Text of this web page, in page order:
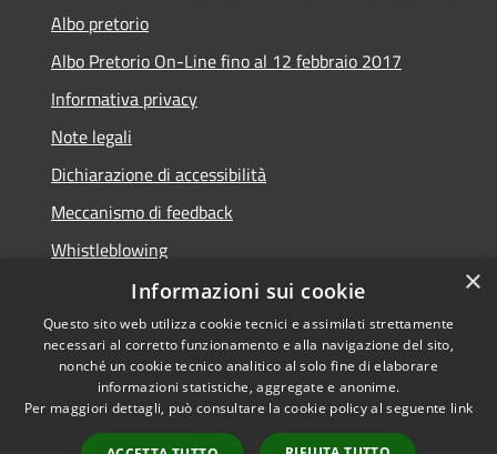
Albo pretorio
Albo Pretorio On-Line fino al 12 febbraio 2017
Informativa privacy
Note legali
Dichiarazione di accessibilità
Meccanismo di feedback
Whistleblowing
Accessibilità
Privacy
Copyright © 2026 • Comune di
Arcidosso • Powered by
Municipium•Accesso
redazione
×
Informazioni sui cookie
Questo sito web utilizza cookie tecnici e assimilati strettamente
necessari al corretto funzionamento e alla navigazione del sito,
nonché un cookie tecnico analitico al solo fine di elaborare
informazioni statistiche, aggregate e anonime.
Per maggiori dettagli, può consultare la cookie policy al seguente link